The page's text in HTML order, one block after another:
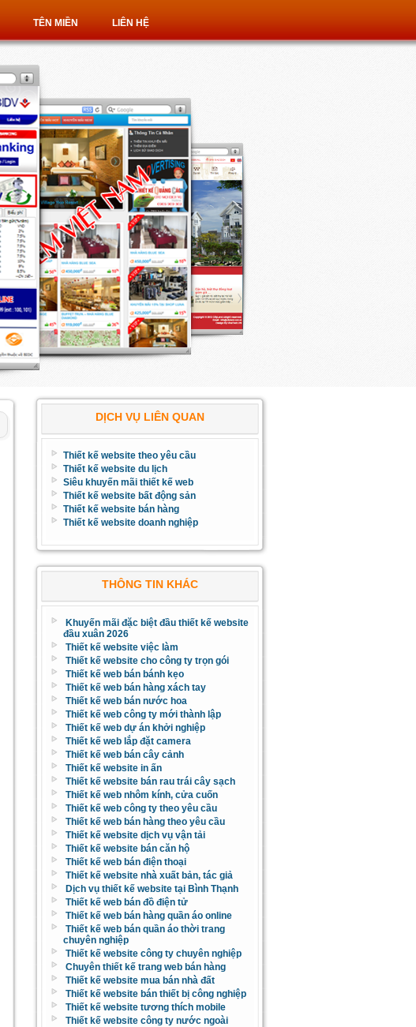
TÊN MIỀN LIÊN HỆ
DỊCH VỤ LIÊN QUAN
Thiết kế website theo yêu cầu
Thiết kế website du lịch
Siêu khuyến mãi thiết kế web
Thiết kế website bất động sản
Thiết kế website bán hàng
Thiết kế website doanh nghiệp
THÔNG TIN KHÁC
Khuyến mãi đặc biệt đầu thiết kế website
đầu xuân 2026
Thiết kế website việc làm
Thiết kế website cho công ty trọn gói
Thiết kế web bán bánh kẹo
Thiết kế web bán hàng xách tay
Thiết kế web bán nước hoa
Thiết kế web công ty mới thành lập
Thiết kế web dự án khởi nghiệp
Thiết kế web lắp đặt camera
Thiết kế web bán cây cảnh
Thiết kế website in ấn
Thiết kế website bán rau trái cây sạch
Thiết kế web nhôm kính, cửa cuốn
Thiết kế web công ty theo yêu cầu
Thiết kế web bán hàng theo yêu cầu
Thiết kế website dịch vụ vận tải
Thiết kế website bán căn hộ
Thiết kế web bán điện thoại
Thiết kế website nhà xuất bản, tác giả
Dịch vụ thiết kế website tại Bình Thạnh
Thiết kế web bán đồ điện tử
Thiết kế web bán hàng quần áo online
Thiết kế web bán quần áo thời trang
chuyên nghiệp
Thiết kế website công ty chuyên nghiệp
Chuyên thiết kế trang web bán hàng
Thiết kế website mua bán nhà đất
Thiết kế website bán thiết bị công nghiệp
Thiết kế website tương thích mobile
Thiết kế website công ty nước ngoài